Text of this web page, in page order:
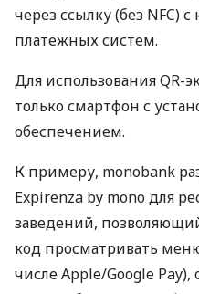
через ссылку (без NFC)
платежных систем.
Для использования QR-
только смартфон с
обеспечением.
К примеру, monobank
Expirenza by mono для
заведений,
код просматривать
числе Apple/Google Pay),